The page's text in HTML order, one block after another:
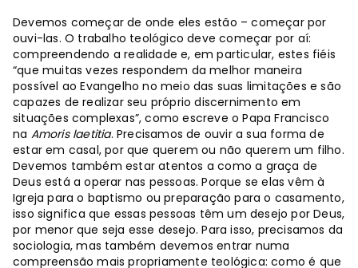
Devemos começar de onde eles estão – começar por
ouvi-las. O trabalho teológico deve começar por aí:
compreendendo a realidade e, em particular, estes fiéis
“que muitas vezes respondem da melhor maneira
possível ao Evangelho no meio das suas limitações e são
capazes de realizar seu próprio discernimento em
situações complexas”, como escreve o Papa Francisco
na Amoris laetitia. Precisamos de ouvir a sua forma de
estar em casal, por que querem ou não querem um filho.
Devemos também estar atentos a como a graça de
Deus está a operar nas pessoas. Porque se elas vêm à
Igreja para o baptismo ou preparação para o casamento,
isso significa que essas pessoas têm um desejo por Deus,
por menor que seja esse desejo. Para isso, precisamos da
sociologia, mas também devemos entrar numa
compreensão mais propriamente teológica: como é que